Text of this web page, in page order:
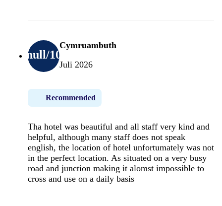
null/10
Cymruambuth
Juli 2026
Recommended
Tha hotel was beautiful and all staff very kind and
helpful, although many staff does not speak
english, the location of hotel unfortumately was not
in the perfect location. As situated on a very busy
road and junction making it alomst impossible to
cross and use on a daily basis